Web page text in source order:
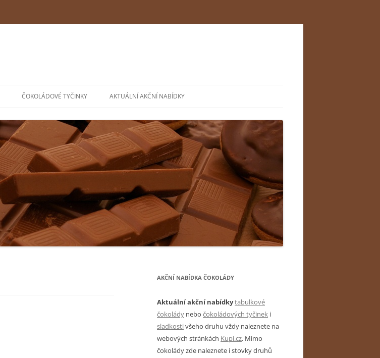
ČOKOLÁDOVÉ TYČINKY AKTUÁLNÍ AKČNÍ NABÍDKY
AKČNÍ NABÍDKA ČOKOLÁDY
Aktuální akční nabídkytabulkové
čokolády nebo čokoládových tyčinek i
sladkostivšeho druhu vždy naleznete na
webových stránkách Kupi.cz. Mimo
čokolády zde naleznete i stovky druhů